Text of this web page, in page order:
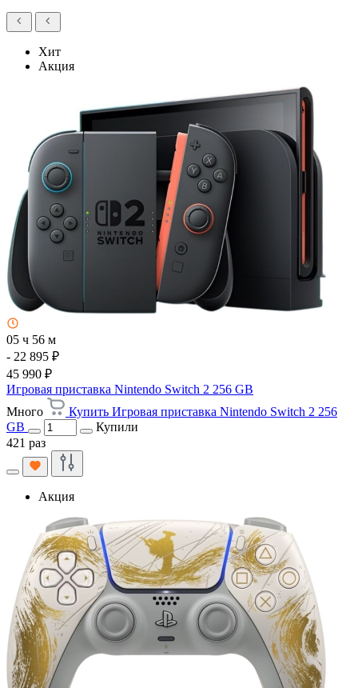
Хит
Акция
05 ч 56 м
- 22 895 ₽
45 990 ₽
Игровая приставка Nintendo Switch 2 256 GB
Много
Купить Игровая приставка Nintendo Switch 2 256
GB
Купили
421 раз
Акция